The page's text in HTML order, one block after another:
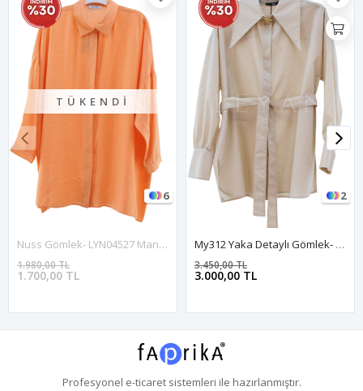
TÜKENDI
6
Nuss Gömlek- LYN04527 Mango
1.700,00 TL
1.980,00 TL
2
My312 Yaka Detaylı Gömlek- LYN04621 Bej
3.000,00 TL
3.450,00 TL
Profesyonel e-ticaretsistemleri ile hazırlanmıştır.